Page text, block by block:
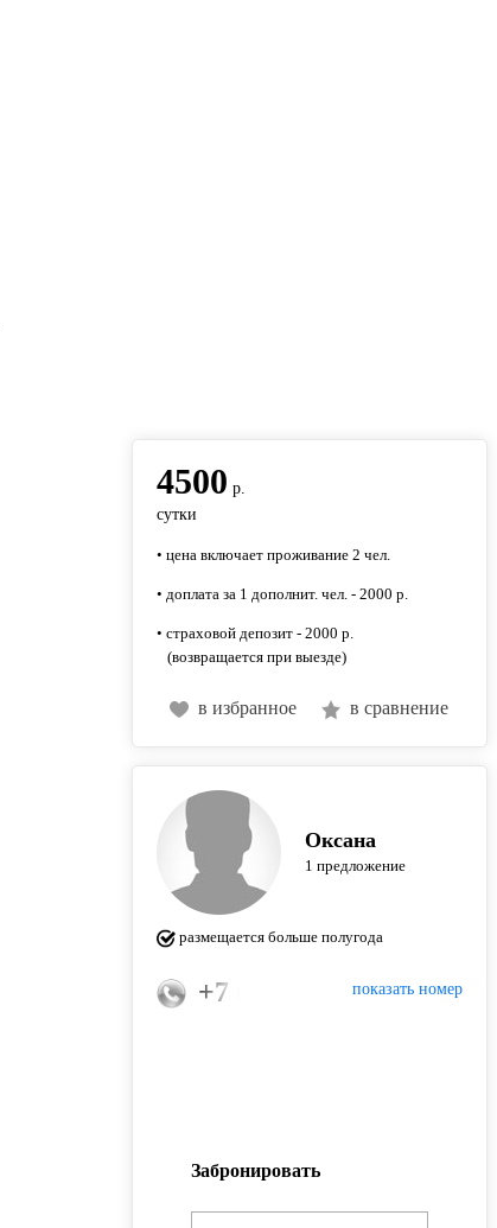
4500 р.
сутки
• цена включает проживание 2 чел.
• доплата за 1 дополнит. чел. - 2000 р.
• страховой депозит - 2000 р.
(возвращается при выезде)
в избранное в сравнение
Оксана
1 предложение
размещается больше полугода
показать номер
+7 (910) 875-56-30
Забронировать